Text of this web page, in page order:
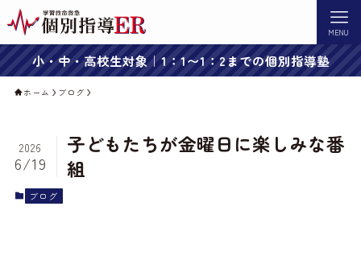
MENU
小・中・高校生対象｜1：1〜1：2までの個別指導塾
ホーム ブログ
子どもたちが金曜日に楽しみな番
組
2026
6/19
ブログ